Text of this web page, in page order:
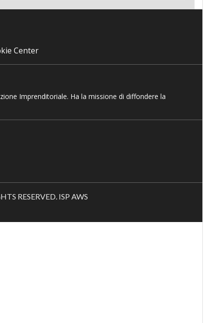
Center
Imprenditoriale. Ha la missione di diffondere la
RESERVED. ISP AWS